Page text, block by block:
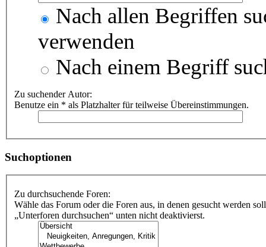
Nach allen Begriffen
verwenden
Nach einem Begriff
Zu suchender Autor:
Benutze ein * als Platzhalter für teilweise Übereinstimmungen.
Suchoptionen
Zu durchsuchende Foren:
Wähle das Forum oder die Foren aus, in denen gesucht werden
„Unterforen durchsuchen“ unten nicht deaktivierst.